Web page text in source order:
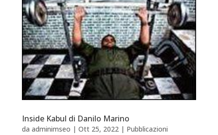
Inside Kabul di Danilo Marino
da adminimseo | Ott 25, 2022| Pubblicazioni